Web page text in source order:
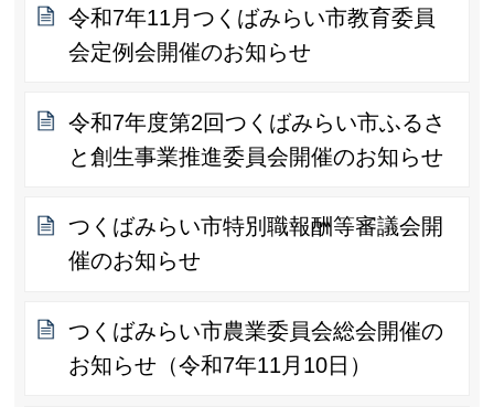
令和7年11月つくばみらい市教育委員
会定例会開催のお知らせ
令和7年度第2回つくばみらい市ふるさ
と創生事業推進委員会開催のお知らせ
つくばみらい市特別職報酬等審議会開
催のお知らせ
つくばみらい市農業委員会総会開催の
お知らせ（令和7年11月10日）